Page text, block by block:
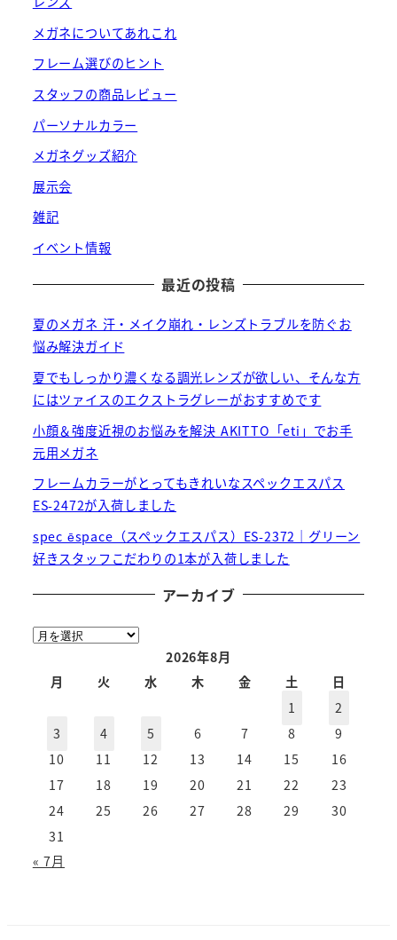
メガネについてあれこれ
フレーム選びのヒント
スタッフの商品レビュー
パーソナルカラー
メガネグッズ紹介
展示会
雑記
イベント情報
最近の投稿
夏のメガネ 汗・メイク崩れ・レンズトラブルを防ぐお
悩み解決ガイド
夏でもしっかり濃くなる調光レンズが欲しい、そんな方
にはツァイスのエクストラグレーがおすすめです
小顔＆強度近視のお悩みを解決 AKITTO「eti」でお手
元用メガネ
フレームカラーがとってもきれいなスペックエスパス
ES-2472が入荷しました
spec ēspace（スペックエスパス）ES-2372｜グリーン
好きスタッフこだわりの1本が入荷しました
アーカイブ
ア
2026年8月
月
火 水 木 金 土
日
1
2
3
4 5 6 7 8
9
10
11 12 13 14 15
16
17
18 19 20 21 22
23
24
25 26 27 28 29
30
31
« 7月